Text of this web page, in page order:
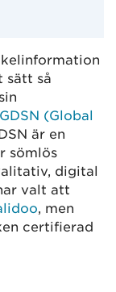
sätt så
GDSN (Global
är en
sömlös
digital
valt att
, men
certifierad